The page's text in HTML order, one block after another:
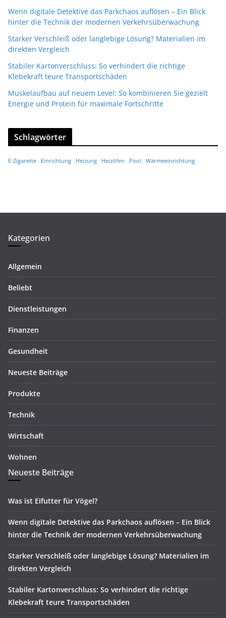
Wenn digitale Detektive das Parkchaos auflösen – Ein Blick
hinter die Technik der modernen Verkehrsüberwachung
Starker Verschleiß oder langlebige Lösung? Materialien im
direkten Vergleich
Stabiler Kartonverschluss: So verhindert die richtige
Klebekraft teure Transportschäden
Muskelaufbau auf neuem Level: So kombinieren Sie gezielt
Energie und Protein für maximale Fortschritte
Schlagwörter
E-Zigarette Einrichtung Heizung Heizöfen Pool Wärmeeinrichtung
Kategorien
Allgemein
Beliebt
Dienstleistungen
Finanzen
Gesundheit
Neueste Beiträge
Produkte
Technik
Wirtschaft
Wohnen
Neueste Beiträge
Was ist Eifutter für Vögel?
Wenn digitale Detektive das Parkchaos auflösen – Ein Blick
hinter die Technik der modernen Verkehrsüberwachung
Starker Verschleiß oder langlebige Lösung? Materialien im
direkten Vergleich
Stabiler Kartonverschluss: So verhindert die richtige
Klebekraft teure Transportschäden